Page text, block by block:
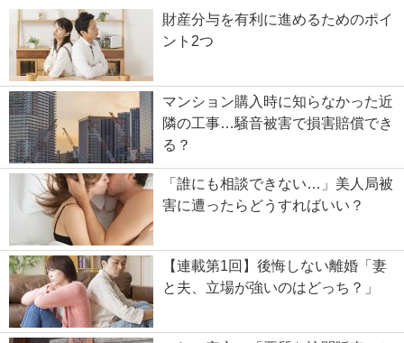
財産分与を有利に進めるためのポイ
ント2つ
マンション購入時に知らなかった近
隣の工事…騒音被害で損害賠償でき
る？
「誰にも相談できない…」美人局被
害に遭ったらどうすればいい？
【連載第1回】後悔しない離婚「妻
と夫、立場が強いのはどっち？」